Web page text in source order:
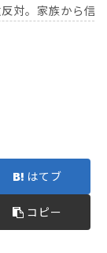
対。家族から信
はてブ
コピー